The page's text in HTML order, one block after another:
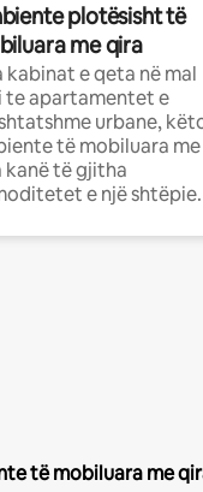
plotësisht të
me qira
kabinat e qeta në mal
te apartamentet e
urbane,
të mobiluara me
kanë të gjitha
e një shtëpie.
të mobiluara me